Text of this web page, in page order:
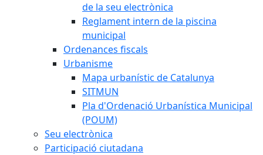
de la seu electrònica
Reglament intern de la piscina
municipal
Ordenances fiscals
Urbanisme
Mapa urbanístic de Catalunya
SITMUN
Pla d'Ordenació Urbanística Municipal
(POUM)
Seu electrònica
Participació ciutadana